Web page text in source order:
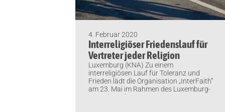
4. Februar 2020
Interreligiöser Friedenslauf für
Vertreter jeder Religion
Luxemburg (KNA) Zu einem
interreligiösen Lauf für Toleranz und
Frieden lädt die Organisation „InterFaith“
am 23. Mai im Rahmen des Luxemburg-
Marathon ein.